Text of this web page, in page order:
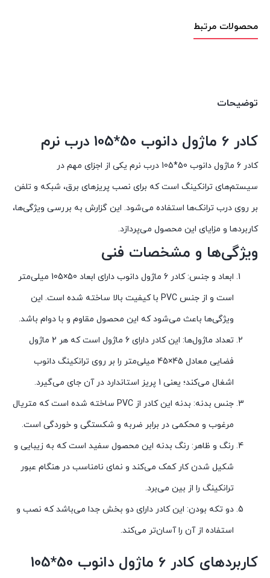
محصولات مرتبط
توضیحات
کادر 6 ماژول دانوب 50*105 درب نرم
کادر 6 ماژول دانوب 50*105 درب نرم یکی از اجزای مهم در
سیستم‌های ترانکینگ است که برای نصب پریزهای برق، شبکه و تلفن
بر روی درب ترانک‌ها استفاده می‌شود. این گزارش به بررسی ویژگی‌ها،
کاربردها و مزایای این محصول می‌پردازد.
ویژگی‌ها و مشخصات فنی
ابعاد و جنس: کادر 6 ماژول دانوب دارای ابعاد 50×105 میلی‌متر
است و از جنس PVC با کیفیت بالا ساخته شده است. این
ویژگی‌ها باعث می‌شود که این محصول مقاوم و با دوام باشد.
تعداد ماژول‌ها: این کادر دارای 6 ماژول است که هر 2 ماژول
فضایی معادل 45×45 میلی‌متر را بر روی ترانکینگ دانوب
اشغال می‌کند؛ یعنی 1 پریز استاندارد در آن جای می‌گیرد.
جنس بدنه: بدنه این کادر از PVC ساخته شده است که متریال
مرغوب و محکمی در برابر ضربه و شکستگی و خوردگی است.
رنگ و ظاهر: رنگ بدنه این محصول سفید است که به زیبایی و
شکیل شدن کار کمک می‌کند و نمای نامناسب در هنگام عبور
ترانکینگ را از بین می‌برد.
دو تکه بودن: این کادر دارای دو بخش جدا می‌باشد که نصب و
استفاده از آن را آسان‌تر می‌کند.
کاربردهای کادر 6 ماژول دانوب 50*105